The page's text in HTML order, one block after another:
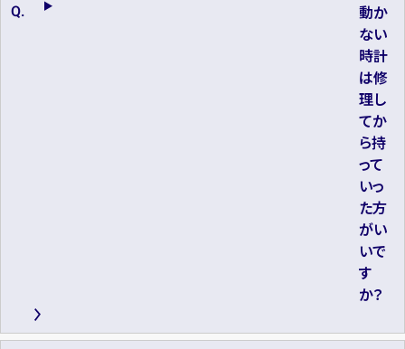
動か
ない
時計
は修
理し
てか
ら持
って
いっ
た方
がい
いで
す
か？